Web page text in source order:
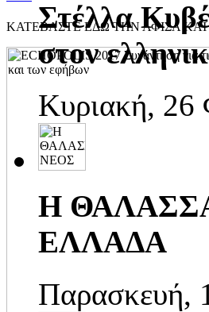
ΚΑΤΕΒΑΣΤΕ ΕΔΩ ΤΗΝ ΑΦΙΣΑ ΚΑΙ
Στέλλα
στον
Κυριακή, 26
Η
ΕΛΛΑΔΑ
Παρασκευή,